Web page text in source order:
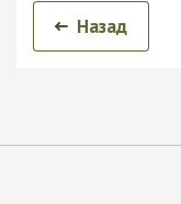
Назад